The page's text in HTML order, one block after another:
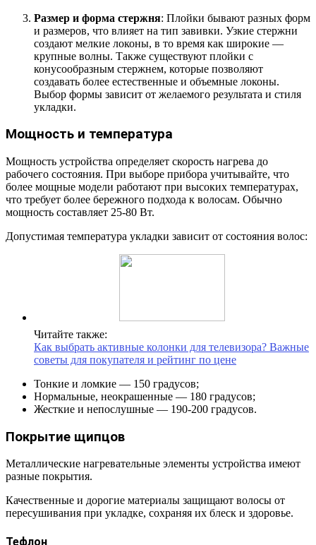
Размер и форма стержня: Плойки бывают разных форм
и размеров, что влияет на тип завивки. Узкие стержни
создают мелкие локоны, в то время как широкие —
крупные волны. Также существуют плойки с
конусообразным стержнем, которые позволяют
создавать более естественные и объемные локоны.
Выбор формы зависит от желаемого результата и стиля
укладки.
Мощность и температура
Мощность устройства определяет скорость нагрева до
рабочего состояния. При выборе прибора учитывайте, что
более мощные модели работают при высоких температурах,
что требует более бережного подхода к волосам. Обычно
мощность составляет 25-80 Вт.
Допустимая температура укладки зависит от состояния волос:
Читайте также:
Как выбрать активные колонки для телевизора? Важные
советы для покупателя и рейтинг по цене
Тонкие и ломкие — 150 градусов;
Нормальные, неокрашенные — 180 градусов;
Жесткие и непослушные — 190-200 градусов.
Покрытие щипцов
Металлические нагревательные элементы устройства имеют
разные покрытия.
Качественные и дорогие материалы защищают волосы от
пересушивания при укладке, сохраняя их блеск и здоровье.
Тефлон